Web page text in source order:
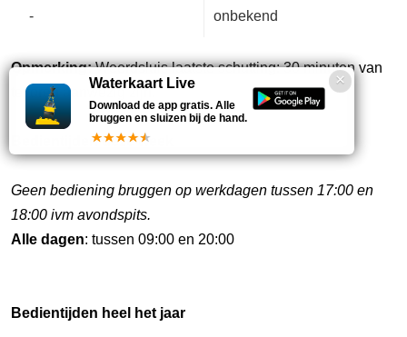
-
onbekend
Opmerking:Weerdsluis laatste schutting: 30 minuten van
tevoren aanwezig zijn.
Bedientijden deze week
Geen bediening bruggen op werkdagen tussen 17:00 en
18:00 ivm avondspits.
Alle dagen: tussen 09:00 en 20:00
Bedientijden heel het jaar
Waterkaart Live
Download de app gratis. Alle
bruggen en sluizen bij de hand.